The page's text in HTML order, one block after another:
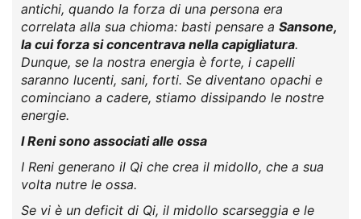
antichi, quando la forza di una persona era
correlata alla sua chioma: basti pensare a Sansone,
la cui forza si concentrava nella capigliatura.
Dunque, se la nostra energia è forte, i capelli
saranno lucenti, sani, forti. Se diventano opachi e
cominciano a cadere, stiamo dissipando le nostre
energie.
I Reni sono associati alle ossa
I Reni generano il Qi che crea il midollo, che a sua
volta nutre le ossa.
Se vi è un deficit di Qi, il midollo scarseggia e le